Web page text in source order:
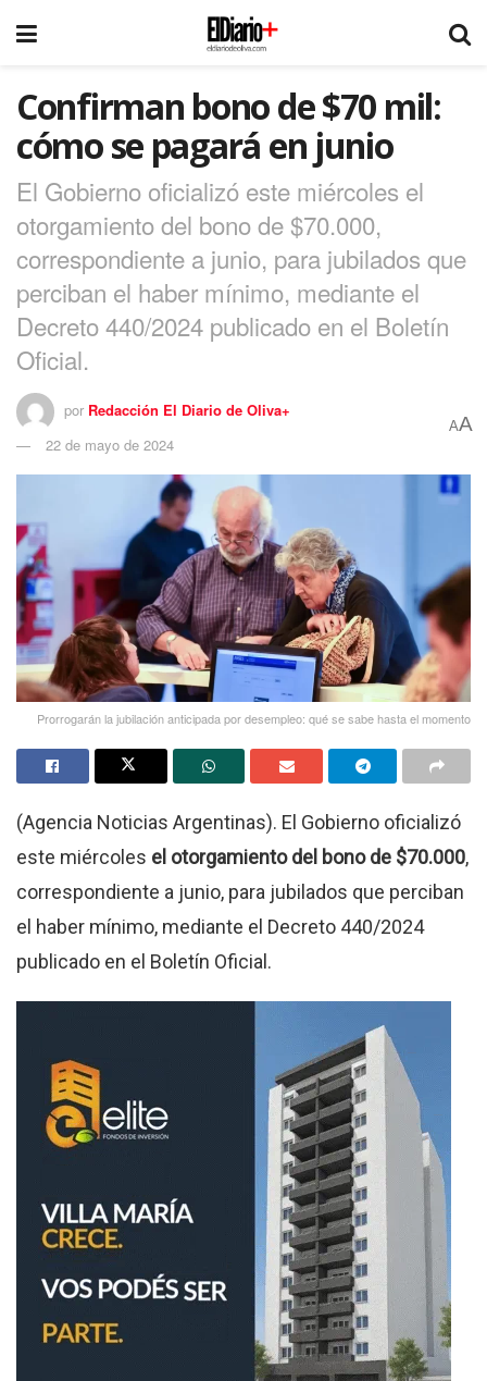
Confirman bono de $70 mil:
cómo se pagará en junio
El Gobierno oficializó este miércoles el
otorgamiento del bono de $70.000,
correspondiente a junio, para jubilados que
perciban el haber mínimo, mediante el
Decreto 440/2024 publicado en el Boletín
Oficial.
por Redacción El Diario de Oliva+
22 de mayo de 2024
AA
Prorrogarán la jubilación anticipada por desempleo: qué se sabe hasta el momento
(Agencia Noticias Argentinas). El Gobierno oficializó
este miércoles el otorgamiento del bono de $70.000,
correspondiente a junio, para jubilados que perciban
el haber mínimo, mediante el Decreto 440/2024
publicado en el Boletín Oficial.